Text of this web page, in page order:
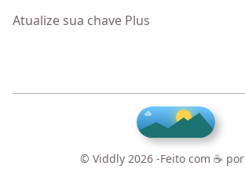
Atualize sua chave Plus
© Viddly 2026 -Feito com ☕ por